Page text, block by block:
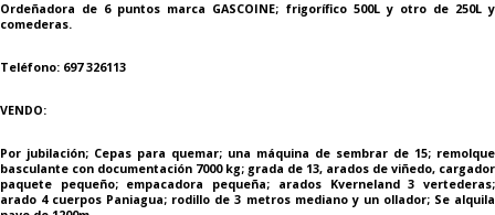
Ordeñadora de 6 puntos marca GASCOINE; frigorífico 500L y otro de 250L y
comederas.
Teléfono: 697 326113
VENDO:
Por jubilación; Cepas para quemar; una máquina de sembrar de 15; remolque
basculante con documentación 7000 kg; grada de 13, arados de viñedo, cargador
paquete pequeño; empacadora pequeña; arados Kverneland 3 vertederas;
arado 4 cuerpos Paniagua; rodillo de 3 metros mediano y un ollador; Se alquila